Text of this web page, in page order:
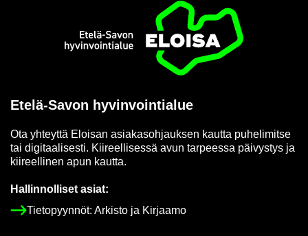
Etusi­vu
Etelä-​Savon hy­vin­voin­tia­lue
Ota yh­teyt­tä Eloi­san asia­kas­oh­jauk­sen kaut­ta pu­he­li­mit­se
tai di­gi­taa­li­ses­ti. Kii­reel­li­ses­sä avun tar­pees­sa päi­vys­tys ja
kii­reel­li­nen apun kaut­ta.
Hal­lin­nol­li­set asiat:
Tie­to­pyyn­nöt: Ar­kis­to ja Kir­jaa­mo